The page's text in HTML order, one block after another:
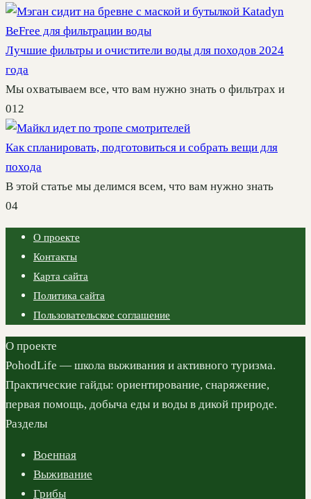
Лучшие фильтры и очистители воды для походов 2024
года
Мы охватываем все, что вам нужно знать о фильтрах и
012
Как спланировать, подготовиться и собрать вещи для
похода
В этой статье мы делимся всем, что вам нужно знать
04
О проекте
Контакты
Карта сайта
Политика сайта
Пользовательское соглашение
О проекте
PohodLife — школа выживания и активного туризма.
Практические гайды: ориентирование, снаряжение,
первая помощь, добыча еды и воды в дикой природе.
Разделы
Военная
Выживание
Грибы